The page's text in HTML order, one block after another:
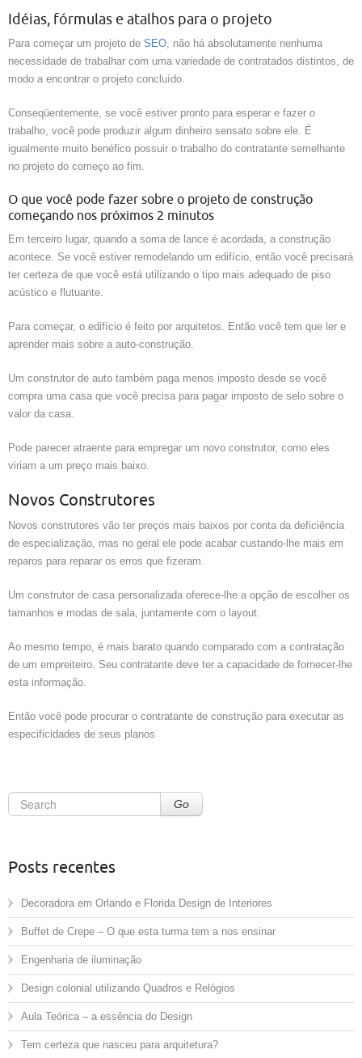
Idéias, fórmulas e atalhos para o projeto
Para começar um projeto de SEO, não há absolutamente nenhuma
necessidade de trabalhar com uma variedade de contratados distintos, de
modo a encontrar o projeto concluído.
Conseqüentemente, se você estiver pronto para esperar e fazer o
trabalho, você pode produzir algum dinheiro sensato sobre ele. É
igualmente muito benéfico possuir o trabalho do contratante semelhante
no projeto do começo ao fim.
O que você pode fazer sobre o projeto de construção
começando nos próximos 2 minutos
Em terceiro lugar, quando a soma de lance é acordada, a construção
acontece. Se você estiver remodelando um edifício, então você precisará
ter certeza de que você está utilizando o tipo mais adequado de piso
acústico e flutuante.
Para começar, o edifício é feito por arquitetos. Então você tem que ler e
aprender mais sobre a auto-construção.
Um construtor de auto também paga menos imposto desde se você
compra uma casa que você precisa para pagar imposto de selo sobre o
valor da casa.
Pode parecer atraente para empregar um novo construtor, como eles
viriam a um preço mais baixo.
Novos Construtores
Novos construtores vão ter preços mais baixos por conta da deficiência
de especialização, mas no geral ele pode acabar custando-lhe mais em
reparos para reparar os erros que fizeram.
Um construtor de casa personalizada oferece-lhe a opção de escolher os
tamanhos e modas de sala, juntamente com o layout.
Ao mesmo tempo, é mais barato quando comparado com a contratação
de um empreiteiro. Seu contratante deve ter a capacidade de fornecer-lhe
esta informação.
Então você pode procurar o contratante de construção para executar as
especificidades de seus planos
Go
Posts recentes
Decoradora em Orlando e Florida Design de Interiores
Buffet de Crepe – O que esta turma tem a nos ensinar
Engenharia de iluminação
Design colonial utilizando Quadros e Relógios
Aula Teórica – a essência do Design
Tem certeza que nasceu para arquitetura?